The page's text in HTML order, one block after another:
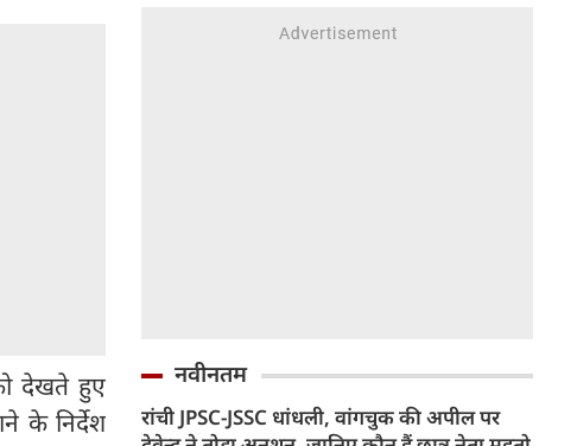
देखते हुए
के निर्देश
नवीनतम
रांची JPSC-JSSC धांधली, वांगचुक की अपील पर